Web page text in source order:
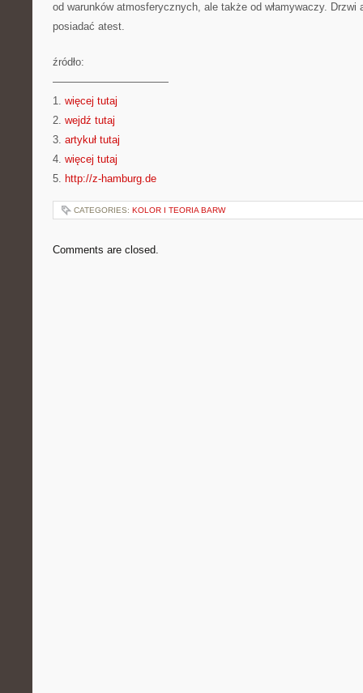
od warunków atmosferycznych, ale także od włamywaczy. Drzwi
posiadać atest.
źródło:
———————————
1. więcej tutaj
2. wejdź tutaj
3. artykuł tutaj
4. więcej tutaj
5. http://z-hamburg.de
CATEGORIES: KOLOR I TEORIA BARW
Comments are closed.